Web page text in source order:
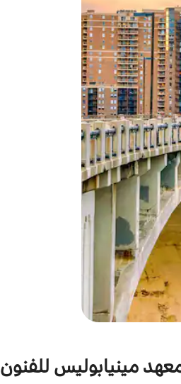
مينيابوليس للفنون